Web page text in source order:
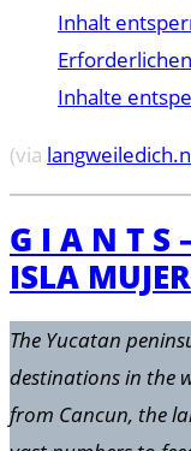
Inhalt
Inhalte
(via
G I A N T S
ISLA
The Yucatan
destinations in the
from Cancun, the